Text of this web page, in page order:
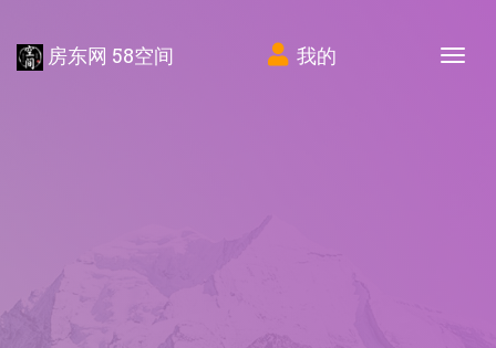
房东网 58空间 我的